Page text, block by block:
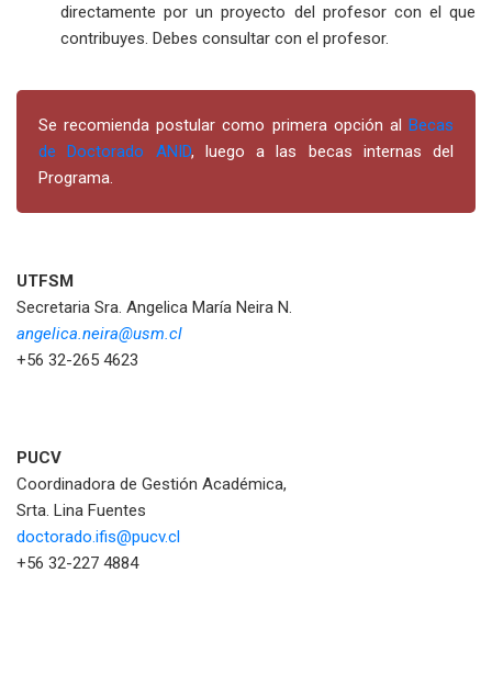
directamente por un proyecto del profesor con el que
contribuyes. Debes consultar con el profesor.
Se recomienda postular como primera opción al Becas
de Doctorado ANID, luego a las becas internas del
Programa.
UTFSM
Secretaria Sra. Angelica María Neira N.
angelica.neira@usm.cl
+56 32-265 4623
PUCV
Coordinadora de Gestión Académica,
Srta. Lina Fuentes
doctorado.ifis@pucv.cl
+56 32-227 4884